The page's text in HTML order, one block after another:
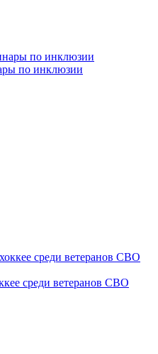
по инклюзии
среди ветеранов СВО